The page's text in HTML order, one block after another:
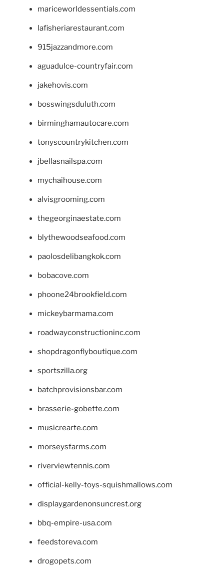
mariceworldessentials.com
lafisheriarestaurant.com
915jazzandmore.com
aguadulce-countryfair.com
jakehovis.com
bosswingsduluth.com
birminghamautocare.com
tonyscountrykitchen.com
jbellasnailspa.com
mychaihouse.com
alvisgrooming.com
thegeorginaestate.com
blythewoodseafood.com
paolosdelibangkok.com
bobacove.com
phoone24brookfield.com
mickeybarmama.com
roadwayconstructioninc.com
shopdragonflyboutique.com
sportszilla.org
batchprovisionsbar.com
brasserie-gobette.com
musicrearte.com
morseysfarms.com
riverviewtennis.com
official-kelly-toys-squishmallows.com
displaygardenonsuncrest.org
bbq-empire-usa.com
feedstoreva.com
drogopets.com